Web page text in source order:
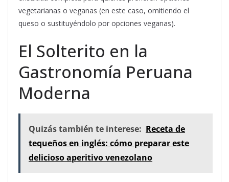
vegetarianas o veganas (en este caso, omitiendo el
queso o sustituyéndolo por opciones veganas).
El Solterito en la
Gastronomía Peruana
Moderna
Quizás también te interese: Receta de
tequeños en inglés: cómo preparar este
delicioso aperitivo venezolano